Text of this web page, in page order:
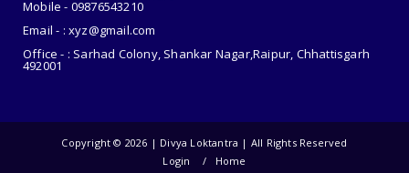
Mobile - 09876543210
Email - : xyz@gmail.com
Office - : Sarhad Colony, Shankar Nagar,Raipur, Chhattisgarh
492001
Copyright © 2026 | Divya Loktantra | All Rights Reserved
Login
Home